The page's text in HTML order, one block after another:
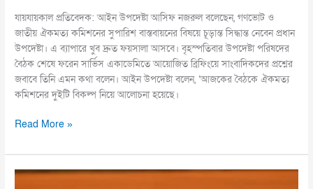
যায়যায়কাল প্রতিবেদক: আইন উপদেষ্টা আসিফ নজরুল বলেছেন, গণভোট ও
জাতীয় ঐকমত্য কমিশনের সুপারিশ বাস্তবায়নের বিষয়ে চূড়ান্ত সিদ্ধান্ত নেবেন প্রধান
উপদেষ্টা। এ ব্যাপারে খুব দ্রুত ফয়সালা আসবে। বৃহস্পতিবার উপদেষ্টা পরিষদের
বৈঠক শেষে ফরেন সার্ভিস একাডেমিতে আয়োজিত ব্রিফিংয়ে সাংবাদিকদের প্রশ্নের
জবাবে তিনি এমন কথা বলেন। আইন উপদেষ্টা বলেন, ‘আজকের বৈঠকে ঐকমত্য
কমিশনের দুইটি বিকল্প নিয়ে আলোচনা হয়েছে।
Read More »
নীতিনির্ধারণে